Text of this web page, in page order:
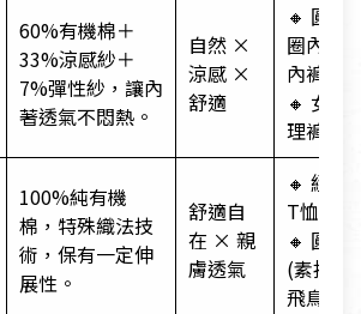
60%有機棉＋
33%涼感紗＋
7%彈性紗，讓內
著透氣不悶熱。
自然 ×
涼感 ×
舒適
🔸 圓點
圈內衣/
內褲(涼
🔸 女高
理褲(涼
100%純有機
棉，特殊織法技
術，保有一定伸
展性。
舒適自
在 × 親
膚透氣
🔸 經典
T恤(中
🔸 圓短
(素描花
飛鳥)